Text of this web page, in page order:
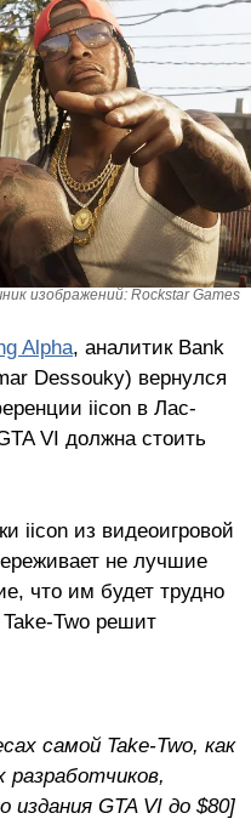
изображений: Rockstar Games
Alpha, аналитик Bank
Dessouky) вернулся
iicon в Лас-
VI должна стоить
iicon из видеоигровой
не лучшие
что им будет трудно
Two решит
самой Take-Two, как
разработчиков,
GTA VI до $80]